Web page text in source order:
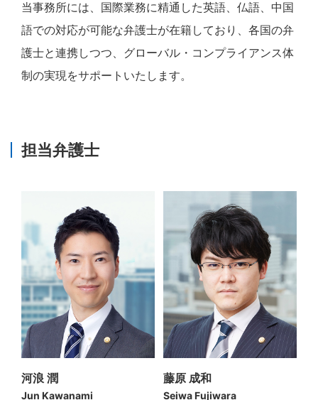
当事務所には、国際業務に精通した英語、仏語、中国
語での対応が可能な弁護士が在籍しており、各国の弁
護士と連携しつつ、グローバル・コンプライアンス体
制の実現をサポートいたします。
担当弁護士
河浪 潤
Jun Kawanami
藤原 成和
Seiwa Fujiwara